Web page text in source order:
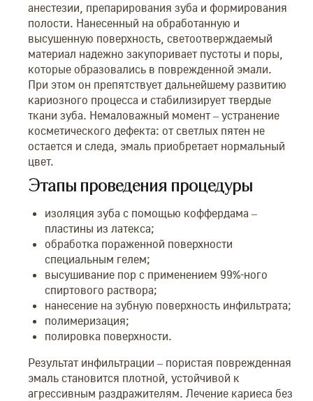
анестезии, препарирования зуба и формирования
полости. Нанесенный на обработанную и
высушенную поверхность, светоотверждаемый
материал надежно закупоривает пустоты и поры,
которые образовались в поврежденной эмали.
При этом он препятствует дальнейшему развитию
кариозного процесса и стабилизирует твердые
ткани зуба. Немаловажный момент – устранение
косметического дефекта: от светлых пятен не
остается и следа, эмаль приобретает нормальный
цвет.
Этапы проведения процедуры
изоляция зуба с помощью коффердама –
пластины из латекса;
обработка пораженной поверхности
специальным гелем;
высушивание пор с применением 99%-ного
спиртового раствора;
нанесение на зубную поверхность инфильтрата;
полимеризация;
полировка поверхности.
Результат инфильтрации – пористая поврежденная
эмаль становится плотной, устойчивой к
агрессивным раздражителям. Лечение кариеса без